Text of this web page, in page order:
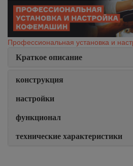
Профессиональная установка и
Краткое описание
конструкция
настройки
функционал
технические характеристики